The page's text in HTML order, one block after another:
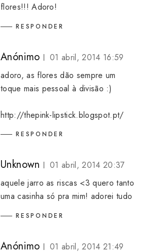
flores!!! Adoro!
RESPONDER
Anónimo
01 abril, 2014 16:59
adoro, as flores dão sempre um
toque mais pessoal à divisão :)
http://thepink-lipstick.blogspot.pt/
RESPONDER
Unknown
01 abril, 2014 20:37
aquele jarro as riscas <3 quero tanto
uma casinha só pra mim! adorei tudo
RESPONDER
Anónimo 01 abril, 2014 21:49